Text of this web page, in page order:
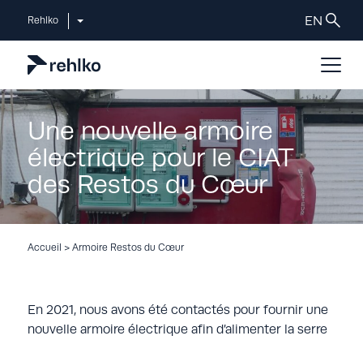
Rehlko
Une nouvelle armoire
électrique pour le CIAT
des Restos du Cœur
Accueil > Armoire Restos du Cœur
En 2021, nous avons été contactés pour fournir une
nouvelle armoire électrique afin d’alimenter la serre